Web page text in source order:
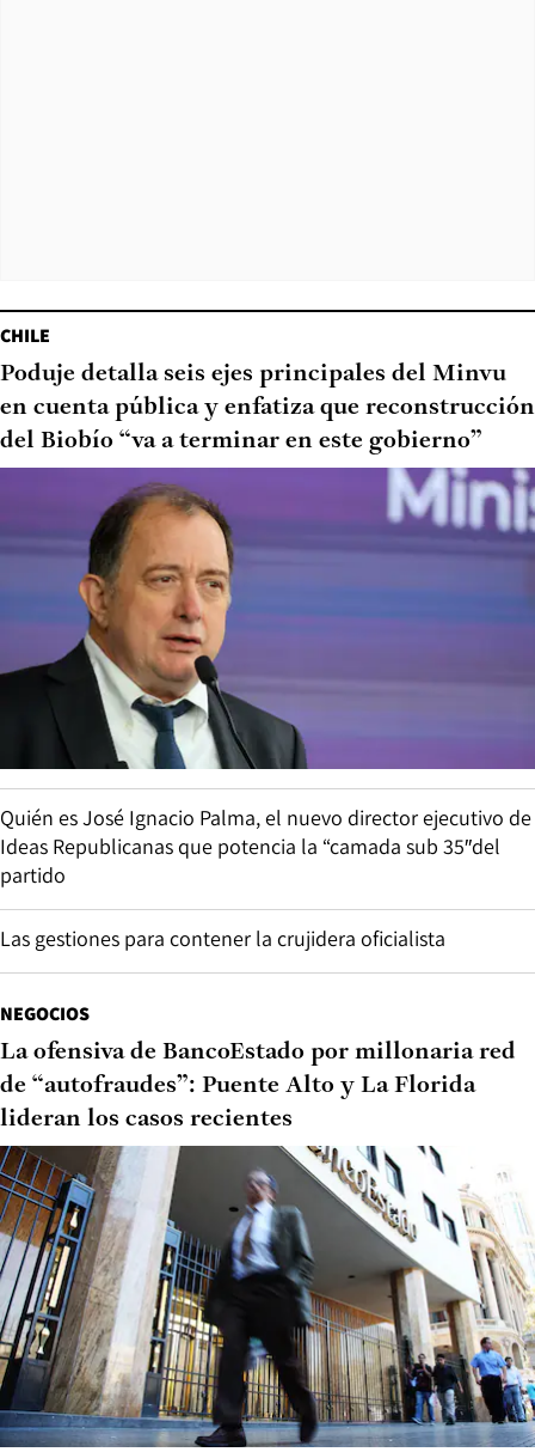
CHILE
Poduje detalla seis ejes principales del Minvu
en cuenta pública y enfatiza que reconstrucción
del Biobío “va a terminar en este gobierno”
Quién es José Ignacio Palma, el nuevo director ejecutivo de
Ideas Republicanas que potencia la “camada sub 35″del
partido
Las gestiones para contener la crujidera oficialista
NEGOCIOS
La ofensiva de BancoEstado por millonaria red
de “autofraudes”: Puente Alto y La Florida
lideran los casos recientes